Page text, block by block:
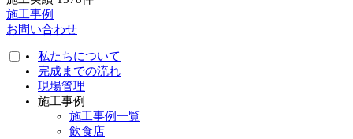
施工事例
お問い合わせ
私たちについて
完成までの流れ
現場管理
施工事例
施工事例一覧
飲食店